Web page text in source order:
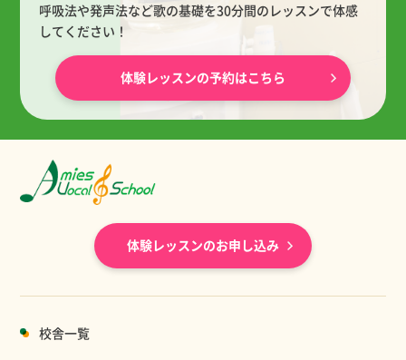
呼吸法や発声法など歌の基礎を30分間のレッスンで体感
してください！
体験レッスンの予約はこちら
体験レッスンのお申し込み
校舎一覧